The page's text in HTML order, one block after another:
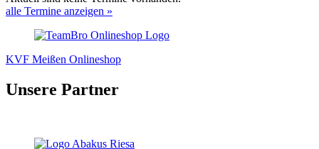
alle Termine anzeigen »
KVF Meißen Onlineshop
Unsere Partner